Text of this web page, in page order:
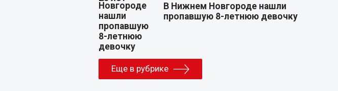
В Нижнем Новгороде нашли
пропавшую 8-летнюю девочку
Еще в рубрике